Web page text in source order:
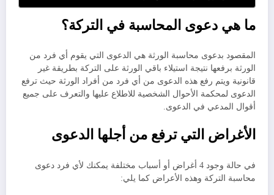
ما هي دعوى المحاسبة في التركة؟
المقصود بدعوى محاسبة الورثة هي الدعوى التي يقوم أي فرد من
الورثة برفعها نتيجة استيلاء باقي الورثة على التركة بطريقة غير
قانونية ويتم رفع هذه الدعوى من أي فرد من أفراد الورثة حيث ترفع
الدعوى لمحكمة الأحوال الشخصية للاطلاع عليها والتعرف على جميع
أقوال المدعي في الدعوى.
الأغراض التي ترفع من أجلها الدعوى
في حالة وجود 4 أغراض أو أسباب مختلفة يمكنك لأي فرد دعوى
محاسبة التركة وهذه الأعراض كما يلي: